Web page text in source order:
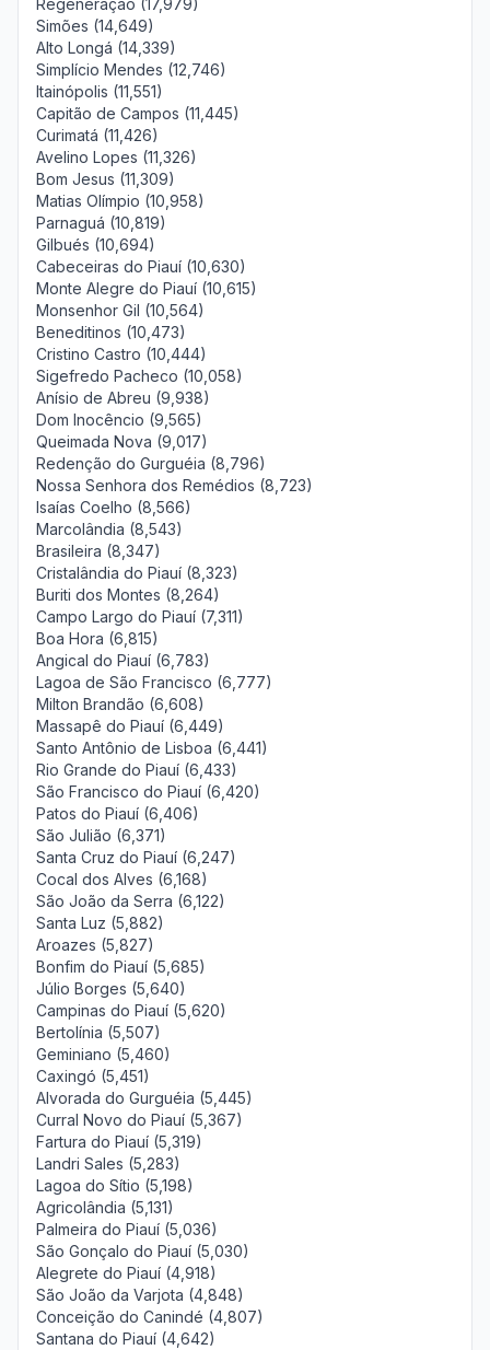
Regeneração (17,979)
Simões (14,649)
Alto Longá (14,339)
Simplício Mendes (12,746)
Itainópolis (11,551)
Capitão de Campos (11,445)
Curimatá (11,426)
Avelino Lopes (11,326)
Bom Jesus (11,309)
Matias Olímpio (10,958)
Parnaguá (10,819)
Gilbués (10,694)
Cabeceiras do Piauí (10,630)
Monte Alegre do Piauí (10,615)
Monsenhor Gil (10,564)
Beneditinos (10,473)
Cristino Castro (10,444)
Sigefredo Pacheco (10,058)
Anísio de Abreu (9,938)
Dom Inocêncio (9,565)
Queimada Nova (9,017)
Redenção do Gurguéia (8,796)
Nossa Senhora dos Remédios (8,723)
Isaías Coelho (8,566)
Marcolândia (8,543)
Brasileira (8,347)
Cristalândia do Piauí (8,323)
Buriti dos Montes (8,264)
Campo Largo do Piauí (7,311)
Boa Hora (6,815)
Angical do Piauí (6,783)
Lagoa de São Francisco (6,777)
Milton Brandão (6,608)
Massapê do Piauí (6,449)
Santo Antônio de Lisboa (6,441)
Rio Grande do Piauí (6,433)
São Francisco do Piauí (6,420)
Patos do Piauí (6,406)
São Julião (6,371)
Santa Cruz do Piauí (6,247)
Cocal dos Alves (6,168)
São João da Serra (6,122)
Santa Luz (5,882)
Aroazes (5,827)
Bonfim do Piauí (5,685)
Júlio Borges (5,640)
Campinas do Piauí (5,620)
Bertolínia (5,507)
Geminiano (5,460)
Caxingó (5,451)
Alvorada do Gurguéia (5,445)
Curral Novo do Piauí (5,367)
Fartura do Piauí (5,319)
Landri Sales (5,283)
Lagoa do Sítio (5,198)
Agricolândia (5,131)
Palmeira do Piauí (5,036)
São Gonçalo do Piauí (5,030)
Alegrete do Piauí (4,918)
São João da Varjota (4,848)
Conceição do Canindé (4,807)
Santana do Piauí (4,642)